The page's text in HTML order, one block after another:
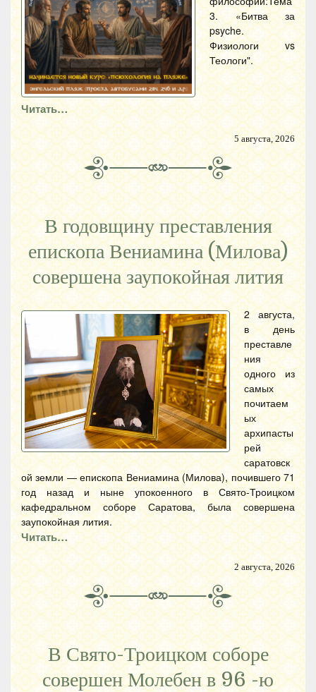
3. «Битва за
psyche.
Физиологи vs
Теологи".
Читать…
5 августа, 2026
В годовщину преставления
епископа Вениамина (Милова)
совершена заупокойная лития
2 августа,
в день
преставле
ния
одного из
самых
почитаем
ых
архипасты
рей
саратовск
ой земли — епископа Вениамина (Милова), почившего 71
год назад и ныне упокоенного в Свято-Троицком
кафедральном соборе Саратова, была совершена
заупокойная лития.
Читать…
2 августа, 2026
В Свято-Троицком соборе
совершен Молебен в 96 -ю